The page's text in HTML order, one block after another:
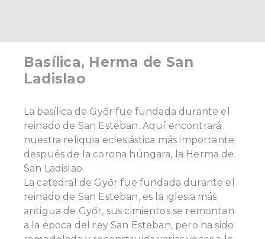
Basílica, Herma de San
Ladislao
La basílica de Győr fue fundada durante el
reinado de San Esteban. Aquí encontrará
nuestra reliquia eclesiástica más importante
después de la corona húngara, la Herma de
San Ladislao.
La catedral de Győr fue fundada durante el
reinado de San Esteban, es la iglesia más
antigua de Győr, sus cimientos se remontan
a la época del rey San Esteban, pero ha sido